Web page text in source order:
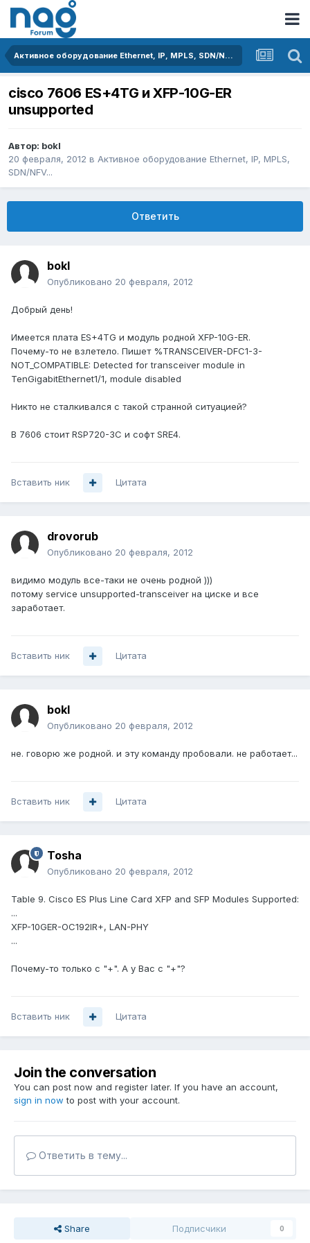
Активное оборудование Ethernet, IP, MPLS, SDN/NFV...
cisco 7606 ES+4TG и XFP-10G-ER
unsupported
Автор: bokl
20 февраля, 2012 в Активное оборудование Ethernet, IP, MPLS,
SDN/NFV...
Ответить
bokl
Опубликовано 20 февраля, 2012
Добрый день!
Имеется плата ES+4TG и модуль родной XFP-10G-ER.
Почему-то не взлетело. Пишет %TRANSCEIVER-DFC1-3-
NOT_COMPATIBLE: Detected for transceiver module in
TenGigabitEthernet1/1, module disabled
Никто не сталкивался с такой странной ситуацией?
В 7606 стоит RSP720-3C и софт SRE4.
Вставить ник Цитата
drovorub
Опубликовано 20 февраля, 2012
видимо модуль все-таки не очень родной )))
потому service unsupported-transceiver на циске и все
заработает.
Вставить ник Цитата
bokl
Опубликовано 20 февраля, 2012
не. говорю же родной. и эту команду пробовали. не работает...
Вставить ник Цитата
Tosha
Опубликовано 20 февраля, 2012
Table 9. Cisco ES Plus Line Card XFP and SFP Modules Supported:
...
XFP-10GER-OC192IR+, LAN-PHY
...
Почему-то только с "+". А у Вас с "+"?
Вставить ник Цитата
Join the conversation
You can post now and register later. If you have an account,
sign in now to post with your account.
Ответить в тему...
Share Подписчики 0